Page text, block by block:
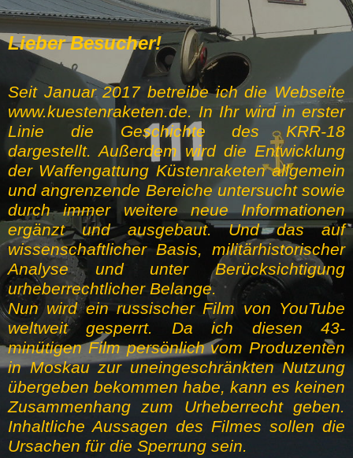
Lieber Besucher!
Seit Januar 2017 betreibe ich die Webseite
www.kuestenraketen.de. In Ihr wird in erster
Linie die Geschichte des KRR-18
dargestellt. Außerdem wird die Entwicklung
der Waffengattung Küstenraketen allgemein
und angrenzende Bereiche untersucht sowie
durch immer weitere neue Informationen
ergänzt und ausgebaut. Und das auf
wissenschaftlicher Basis, militärhistorischer
Analyse und unter Berücksichtigung
urheberrechtlicher Belange.
Nun wird ein russischer Film von YouTube
weltweit gesperrt. Da ich diesen 43-
minütigen Film persönlich vom Produzenten
in Moskau zur uneingeschränkten Nutzung
übergeben bekommen habe, kann es keinen
Zusammenhang zum Urheberrecht geben.
Inhaltliche Aussagen des Filmes sollen die
Ursachen für die Sperrung sein.